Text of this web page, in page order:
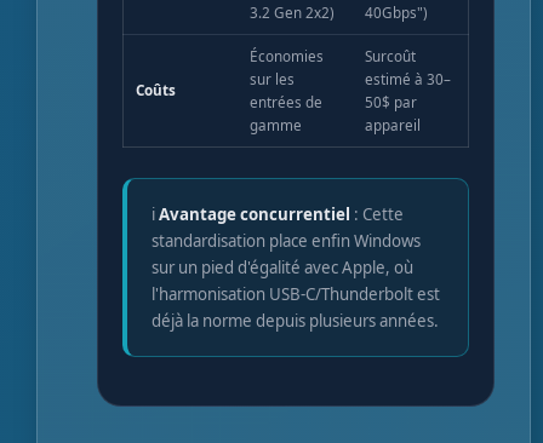
3.2 Gen 2x2)
40Gbps")
Coûts
Économies
sur les
entrées de
gamme
Surcoût
estimé à 30–
50$ par
appareil
Avantage concurrentiel : Cette
standardisation place enfin Windows
sur un pied d'égalité avec Apple, où
l'harmonisation USB-C/Thunderbolt est
déjà la norme depuis plusieurs années.